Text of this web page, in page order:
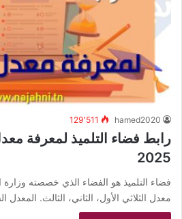
hamed2020 129٬511
2025
فضاء التلميذ هو الفضاء الذي خصصته وزارة
معدل الثلاثي الأول، الثاني، الثالث. المعدل